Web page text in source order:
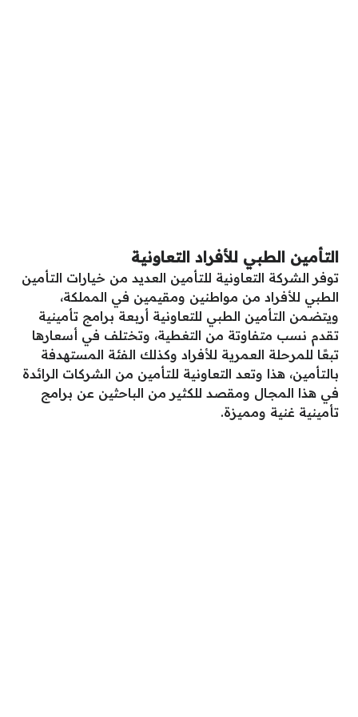
التأمين الطبي للأفراد التعاونية
توفر الشركة التعاونية للتأمين العديد من خيارات التأمين
الطبي للأفراد من مواطنين ومقيمين في المملكة،
ويتضمن التأمين الطبي للتعاونية أربعة برامج تأمينية
تقدم نسب متفاوتة من التغطية، وتختلف في أسعارها
تبعًا للمرحلة العمرية للأفراد وكذلك الفئة المستهدفة
بالتأمين، هذا وتعد التعاونية للتأمين من الشركات الرائدة
في هذا المجال ومقصد للكثير من الباحثين عن برامج
تأمينية غنية ومميزة.